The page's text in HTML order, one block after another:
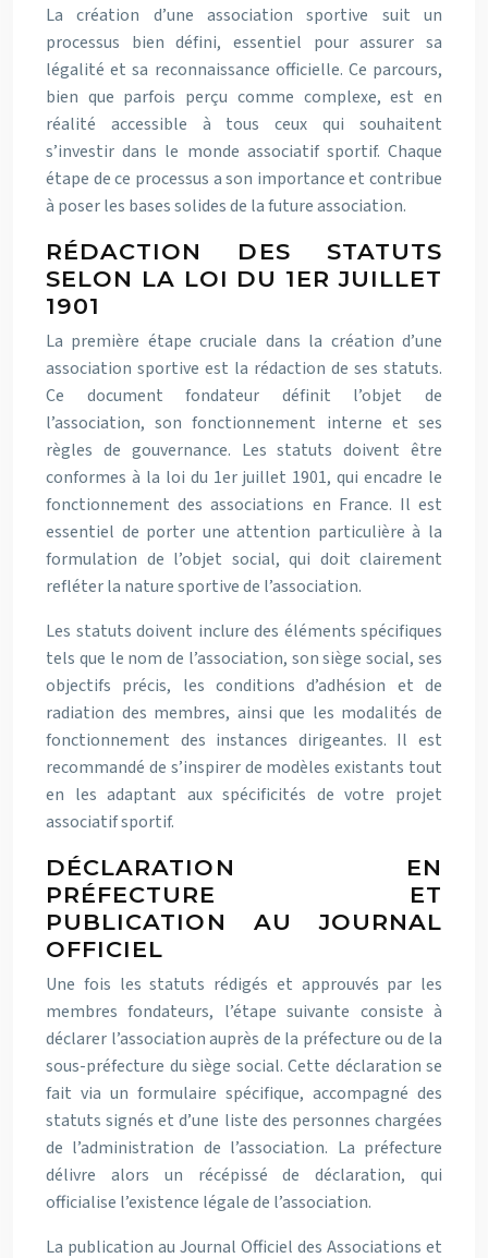
La création d’une association sportive suit un
processus bien défini, essentiel pour assurer sa
légalité et sa reconnaissance officielle. Ce parcours,
bien que parfois perçu comme complexe, est en
réalité accessible à tous ceux qui souhaitent
s’investir dans le monde associatif sportif. Chaque
étape de ce processus a son importance et contribue
à poser les bases solides de la future association.
RÉDACTION DES STATUTS
SELON LA LOI DU 1ER JUILLET
1901
La première étape cruciale dans la création d’une
association sportive est la rédaction de ses statuts.
Ce document fondateur définit l’objet de
l’association, son fonctionnement interne et ses
règles de gouvernance. Les statuts doivent être
conformes à la loi du 1er juillet 1901, qui encadre le
fonctionnement des associations en France. Il est
essentiel de porter une attention particulière à la
formulation de l’objet social, qui doit clairement
refléter la nature sportive de l’association.
Les statuts doivent inclure des éléments spécifiques
tels que le nom de l’association, son siège social, ses
objectifs précis, les conditions d’adhésion et de
radiation des membres, ainsi que les modalités de
fonctionnement des instances dirigeantes. Il est
recommandé de s’inspirer de modèles existants tout
en les adaptant aux spécificités de votre projet
associatif sportif.
DÉCLARATION EN
PRÉFECTURE ET
PUBLICATION AU JOURNAL
OFFICIEL
Une fois les statuts rédigés et approuvés par les
membres fondateurs, l’étape suivante consiste à
déclarer l’association auprès de la préfecture ou de la
sous-préfecture du siège social. Cette déclaration se
fait via un formulaire spécifique, accompagné des
statuts signés et d’une liste des personnes chargées
de l’administration de l’association. La préfecture
délivre alors un récépissé de déclaration, qui
officialise l’existence légale de l’association.
La publication au Journal Officiel des Associations et